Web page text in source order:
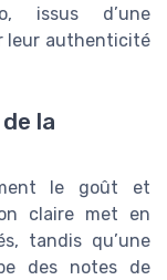
issus d’une
leur authenticité
la
le goût et
claire met en
tandis qu’une
des notes de